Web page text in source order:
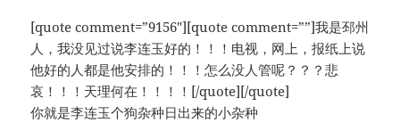
[quote comment=”9156″][quote comment=””]我是邳州
人，我没见过说李连玉好的！！！电视，网上，报纸上说
他好的人都是他安排的！！！怎么没人管呢？？？悲
哀！！！天理何在！！！！[/quote][/quote]
你就是李连玉个狗杂种日出来的小杂种